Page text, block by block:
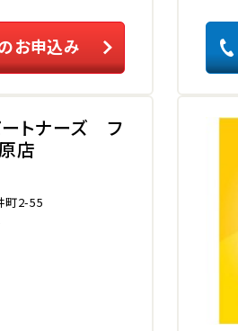
お申込み
トナーズ フ
店
町2-55